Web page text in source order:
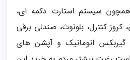
سیستم استارت دکمه ای،
لمسی 7 اینچی، کروز کنترل، بلوتوث، صندلی برقی
گیربکس اتوماتیک و آپشن های